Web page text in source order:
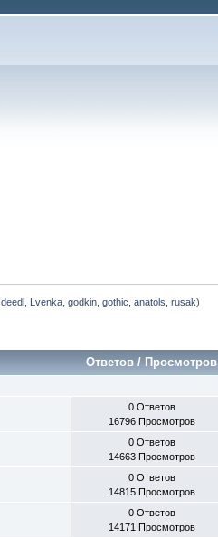
deedl, Lvenka, godkin, gothic anatols rusak)
Ответов/ Просмотров
0 Ответов
16796 Просмотров
0 Ответов
14663 Просмотров
0 Ответов
14815 Просмотров
0 Ответов
14171 Просмотров